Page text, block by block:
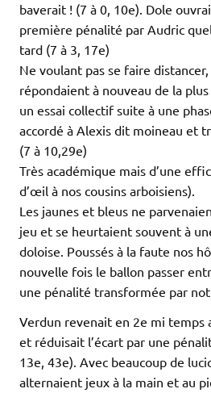
baverait ! (7 à 0, 10e). Dole
première pénalité par Audric
tard (7 à 3, 17e)
Ne voulant pas se faire
répondaient à nouveau de la
un essai collectif suite à une
accordé à Alexis dit moineau et
(7 à 10,29e)
Très académique mais d’une
d’œil à nos cousins arboisiens).
Les jaunes et bleus ne
jeu et se heurtaient souvent à
doloise. Poussés à la faute nos
nouvelle fois le ballon passer
une pénalité transformée par
Verdun revenait en 2e mi temps
et réduisait l’écart par une
13e, 43e). Avec beaucoup de
alternaient jeux à la main et au